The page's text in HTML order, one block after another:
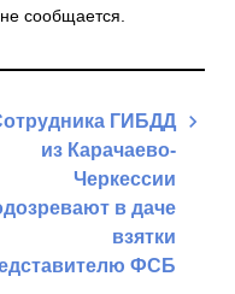
сообщается.
ГИБДД
из Карачаево-
Черкессии
в даче
взятки
ФСБ